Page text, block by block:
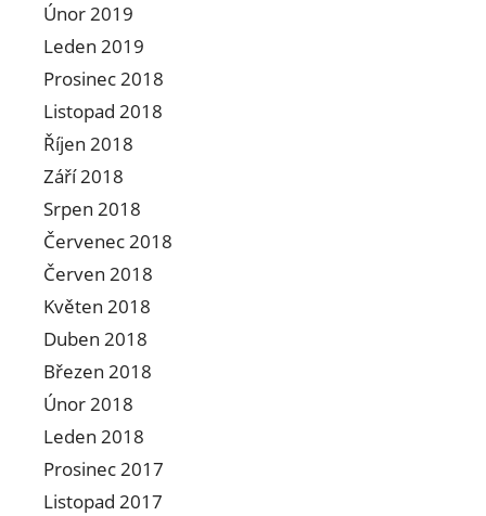
Únor 2019
Leden 2019
Prosinec 2018
Listopad 2018
Říjen 2018
Září 2018
Srpen 2018
Červenec 2018
Červen 2018
Květen 2018
Duben 2018
Březen 2018
Únor 2018
Leden 2018
Prosinec 2017
Listopad 2017